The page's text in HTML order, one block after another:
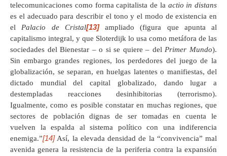
telecomunicaciones como forma capitalista de la actio in distans
es el adecuado para describir el tono y el modo de existencia en
elPalacio de Cristal[13]ampliado (figura que apunta al
capitalismo integral, y que Sloterdijk lo usa como metáfora de las
sociedades del Bienestar – o si se quiere – delPrimer Mundo).
Sin embargo grandes regiones, los perdedores del juego de la
globalización, se separan, en huelgas latentes o manifiestas, del
dictado mundial del capital globalizado, dando lugar a
destempladas reacciones desinhibitorias (terrorismo).
Igualmente, como es posible constatar en muchas regiones, que
sectores de población dignas de ser tomadas en cuenta le
vuelven la espalda al sistema político con una indiferencia
enemiga.”[14]Así, la elevada densidad de la “convivencia” mal
avenida genera la resistencia de la periferia contra la expansión